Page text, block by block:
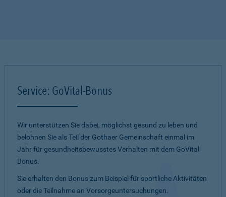
Service: GoVital-Bonus
Wir unterstützen Sie dabei, möglichst gesund zu leben und
belohnen Sie als Teil der Gothaer Gemeinschaft einmal im
Jahr für gesundheitsbewusstes Verhalten mit dem GoVital
Bonus.
Sie erhalten den Bonus zum Beispiel für sportliche Aktivitäten
oder die Teilnahme an Vorsorgeuntersuchungen.